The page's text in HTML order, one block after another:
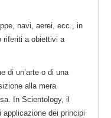
navi, aerei, ecc., in
riferiti a obiettivi a
di un’arte o di una
alla mera
In Scientology, il
dei principi